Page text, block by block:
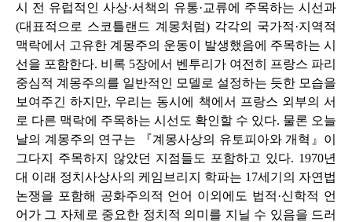
시 전 유럽적인 사상·서책의 유통·교류에 주목하는 시선과
(대표적으로 스코틀랜드 계몽처럼) 각각의 국가적·지역적
맥락에서 고유한 계몽주의 운동이 발생했음에 주목하는 시
선을 포함한다. 비록 5장에서 벤투리가 여전히 프랑스 파리
중심적 계몽주의를 일반적인 모델로 설정하는 듯한 모습을
보여주긴 하지만, 우리는 동시에 책에서 프랑스 외부의 서
로 다른 맥락에 주목하는 시선도 확인할 수 있다. 물론 오늘
날의 계몽주의 연구는 『계몽사상의 유토피아와 개혁』이
그다지 주목하지 않았던 지점들도 포함하고 있다. 1970년
대 이래 정치사상사의 케임브리지 학파는 17세기의 자연법
논쟁을 포함해 공화주의적 언어 이외에도 법적·신학적 언
어가 그 자체로 중요한 정치적 의미를 지닐 수 있음을 드러